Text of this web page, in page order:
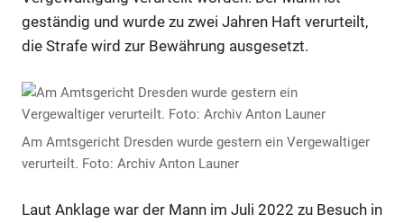
geständig und wurde zu zwei Jahren Haft verurteilt,
die Strafe wird zur Bewährung ausgesetzt.
Am Amtsgericht Dresden wurde gestern ein Vergewaltiger
verurteilt. Foto: Archiv Anton Launer
Laut Anklage war der Mann im Juli 2022 zu Besuch in